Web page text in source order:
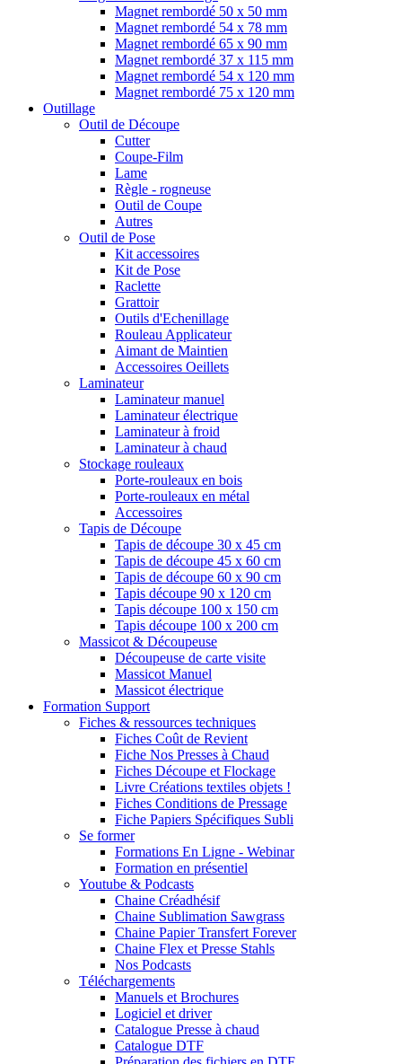
Magnet rembordé 50 x 50 mm
Magnet rembordé 54 x 78 mm
Magnet rembordé 65 x 90 mm
Magnet rembordé 37 x 115 mm
Magnet rembordé 54 x 120 mm
Magnet rembordé 75 x 120 mm
Outillage
Outil de Découpe
Cutter
Coupe-Film
Lame
Règle - rogneuse
Outil de Coupe
Autres
Outil de Pose
Kit accessoires
Kit de Pose
Raclette
Grattoir
Outils d'Echenillage
Rouleau Applicateur
Aimant de Maintien
Accessoires Oeillets
Laminateur
Laminateur manuel
Laminateur électrique
Laminateur à froid
Laminateur à chaud
Stockage rouleaux
Porte-rouleaux en bois
Porte-rouleaux en métal
Accessoires
Tapis de Découpe
Tapis de découpe 30 x 45 cm
Tapis de découpe 45 x 60 cm
Tapis de découpe 60 x 90 cm
Tapis découpe 90 x 120 cm
Tapis découpe 100 x 150 cm
Tapis découpe 100 x 200 cm
Massicot & Découpeuse
Découpeuse de carte visite
Massicot Manuel
Massicot électrique
Formation Support
Fiches & ressources techniques
Fiches Coût de Revient
Fiche Nos Presses à Chaud
Fiches Découpe et Flockage
Livre Créations textiles objets !
Fiches Conditions de Pressage
Fiche Papiers Spécifiques Subli
Se former
Formations En Ligne - Webinar
Formation en présentiel
Youtube & Podcasts
Chaine Créadhésif
Chaine Sublimation Sawgrass
Chaine Papier Transfert Forever
Chaine Flex et Presse Stahls
Nos Podcasts
Téléchargements
Manuels et Brochures
Logiciel et driver
Catalogue Presse à chaud
Catalogue DTF